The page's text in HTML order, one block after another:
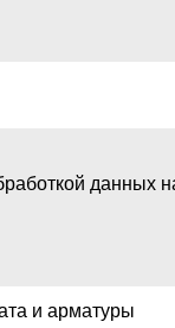
данных
и арматуры